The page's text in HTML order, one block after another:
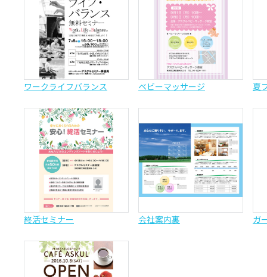
ワークライフバランス ベビーマッサージ 夏
終活セミナー 会社案内裏 ガ